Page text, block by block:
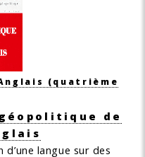
(quatrième
de
langue sur des